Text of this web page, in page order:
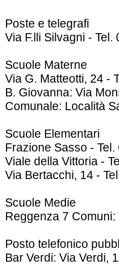
Poste e telegrafi
Via F.lli Silvagni - Tel.
Scuole Materne
Via G. Matteotti, 24 -
B. Giovanna: Via
Comunale: Località
Scuole Elementari
Frazione Sasso -
Viale della Vittoria -
Via Bertacchi, 14 -
Scuole Medie
Reggenza 7
Posto telefonico
Bar Verdi: Via Verdi,